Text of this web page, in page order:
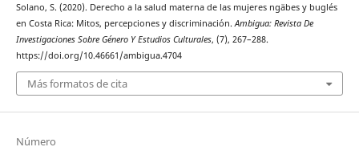
Solano, S. (2020). Derecho a la salud materna de las mujeres ngäbes y buglés
en Costa Rica: Mitos, percepciones y discriminación.Ambigua: Revista De
Investigaciones Sobre Género Y Estudios Culturales, (7), 267–288.
https://doi.org/10.46661/ambigua.4704
Más formatos de cita
Número